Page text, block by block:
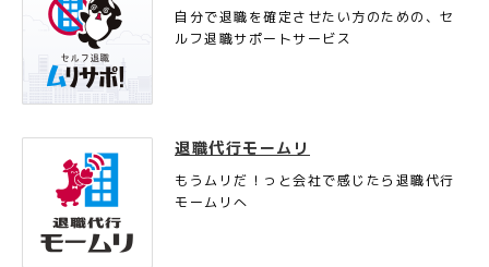
自分で退職を確定させたい方のための、セ
ルフ退職サポートサービス
退職代行モームリ
もうムリだ！っと会社で感じたら退職代行
モームリへ